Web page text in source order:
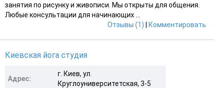
занятия по рисунку и живописи. Мы открыты для общения.
Любые консультации для начинающих ...
Отзывы (1)
Комментировать
Киевская йога студия
Адрес:
г. Киев, ул.
Круглоуниверситетская, 3-5